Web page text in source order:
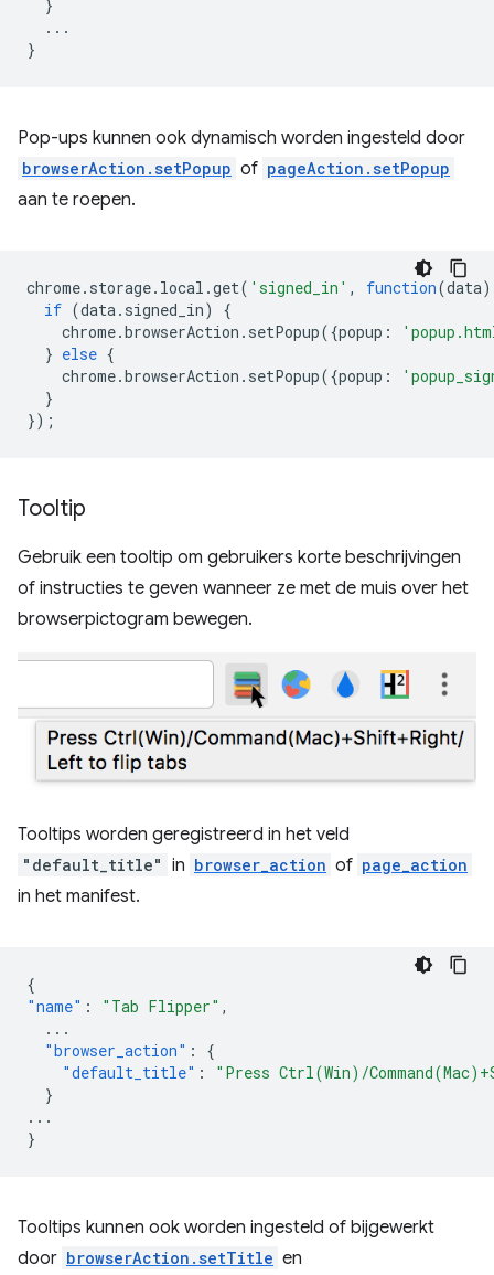
}
...
}
Pop-ups kunnen ook dynamisch worden ingesteld door
browserAction.setPopup of pageAction.setPopup
aan te roepen.
chrome. storage. local .get( 'signed_in' , function(data)
if (data. signed_in)
{
chrome.browserAction . setPopup({popup :
} else {
chrome.browserAction . setPopup({popup :
}
});
Tooltip
Gebruik een tooltip om gebruikers korte beschrijvingen
of instructies te geven wanneer ze met de muis over het
browserpictogram bewegen.
Tooltips worden geregistreerd in het veld
"default_title" in browser_action of page_action
in het manifest.
{
"name" : "Tab Flipper" ,
...
"browser_action" :
{
"default_title" :
"Press Ctrl(Win)/
}
...
}
Tooltips kunnen ook worden ingesteld of bijgewerkt
door browserAction.setTitle en